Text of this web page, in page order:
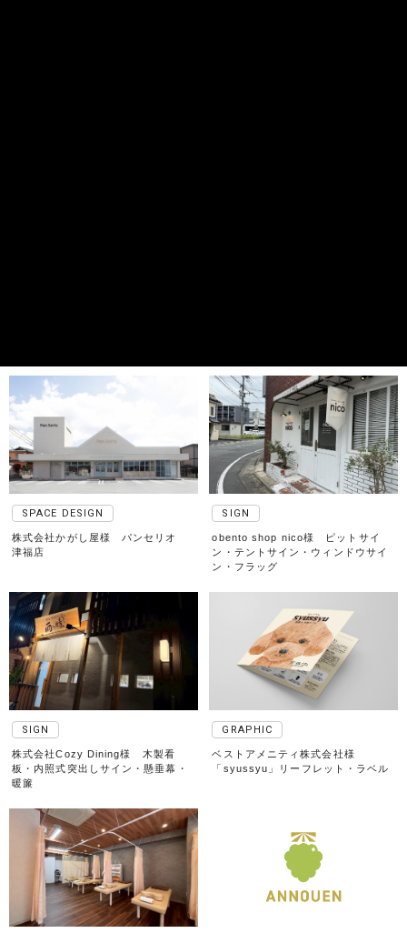
SPACE DESIGN
株式会社かがし屋様 パンセリオ
津福店
SIGN
obento shop nico様 ピットサイ
ン・テントサイン・ウィンドウサイ
ン・フラッグ
SIGN
株式会社Cozy Dining様 木製看
板・内照式突出しサイン・懸垂幕・
暖簾
GRAPHIC
ベストアメニティ株式会社様
「syussyu」リーフレット・ラベル